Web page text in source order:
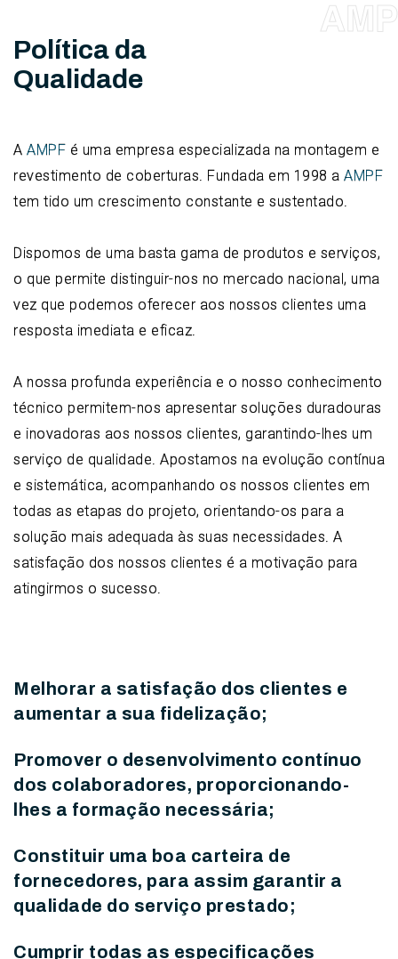
Política da
Qualidade
A AMPF é uma empresa especializada na montagem e
revestimento de coberturas. Fundada em 1998 a AMPF
tem tido um crescimento constante e sustentado.
Dispomos de uma basta gama de produtos e serviços,
o que permite distinguir-nos no mercado nacional, uma
vez que podemos oferecer aos nossos clientes uma
resposta imediata e eficaz.
A nossa profunda experiência e o nosso conhecimento
técnico permitem-nos apresentar soluções duradouras
e inovadoras aos nossos clientes, garantindo-lhes um
serviço de qualidade. Apostamos na evolução contínua
e sistemática, acompanhando os nossos clientes em
todas as etapas do projeto, orientando-os para a
solução mais adequada às suas necessidades. A
satisfação dos nossos clientes é a motivação para
atingirmos o sucesso.
Melhorar a satisfação dos clientes e
aumentar a sua fidelização;
Promover o desenvolvimento contínuo
dos colaboradores, proporcionando-
lhes a formação necessária;
Constituir uma boa carteira de
fornecedores, para assim garantir a
qualidade do serviço prestado;
Cumprir todas as especificações